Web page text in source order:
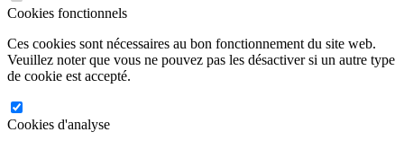
Cookies fonctionnels
Ces cookies sont nécessaires au bon fonctionnement du site web.
Veuillez noter que vous ne pouvez pas les désactiver si un autre type
de cookie est accepté.
Cookies d'analyse